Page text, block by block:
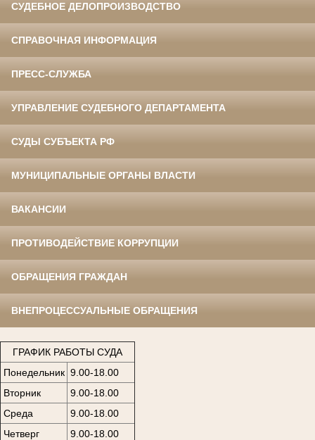
СУДЕБНОЕ ДЕЛОПРОИЗВОДСТВО
СПРАВОЧНАЯ ИНФОРМАЦИЯ
ПРЕСС-СЛУЖБА
УПРАВЛЕНИЕ СУДЕБНОГО ДЕПАРТАМЕНТА
СУДЫ СУБЪЕКТА РФ
МУНИЦИПАЛЬНЫЕ ОРГАНЫ ВЛАСТИ
ВАКАНСИИ
ПРОТИВОДЕЙСТВИЕ КОРРУПЦИИ
ОБРАЩЕНИЯ ГРАЖДАН
ВНЕПРОЦЕССУАЛЬНЫЕ ОБРАЩЕНИЯ
ГРАФИК РАБОТЫ СУДА
Понедельник 9.00-18.00
Вторник
9.00-18.00
Среда
9.00-18.00
Четверг
9.00-18.00